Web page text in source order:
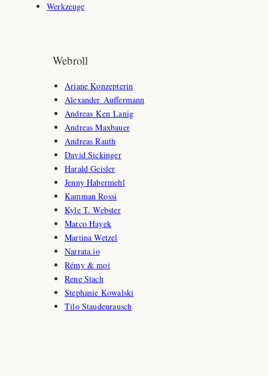
Werkzeuge
Webroll
Ariane Konzepterin
Alexander Auffermann
Andreas Ken Lanig
Andreas Maxbauer
Andreas Rauth
David Sickinger
Harald Geisler
Jenny Habermehl
Kamman Rossi
Kyle T. Webster
Marco Hayek
Martina Wetzel
Narrata.io
Rémy & moi
Rene Stach
Stephanie Kowalski
Tilo Staudenrausch